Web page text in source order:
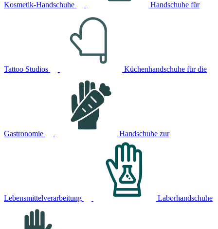
Kosmetik-Handschuhe Handschuhe für
Tattoo Studios Küchenhandschuhe für die
Gastronomie Handschuhe zur
Lebensmittelverarbeitung Laborhandschuhe